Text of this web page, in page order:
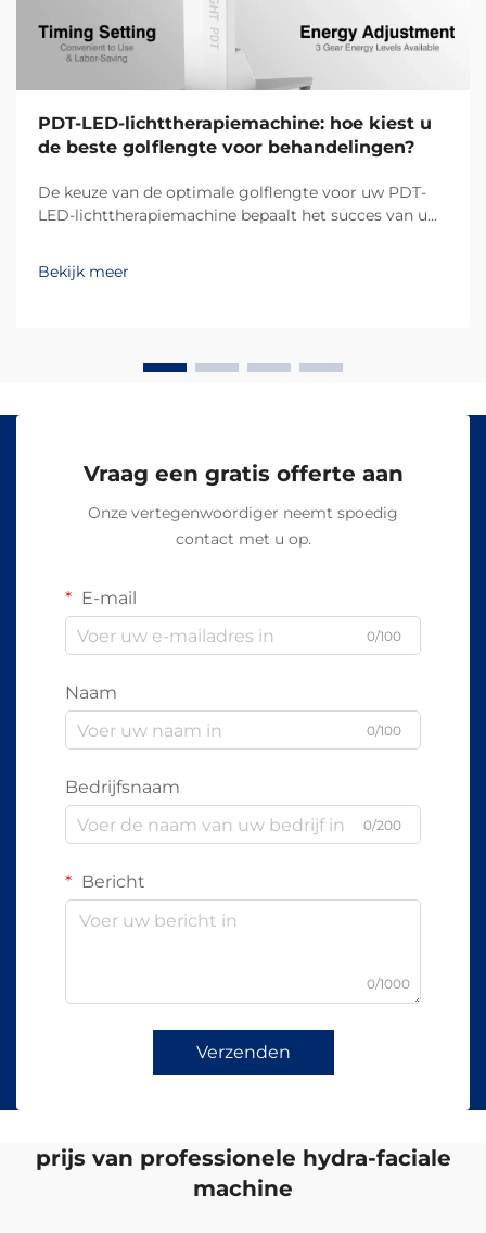
PDT-LED-lichttherapiemachine: hoe kiest u
de beste golflengte voor behandelingen?
De keuze van de optimale golflengte voor uw PDT-
LED-lichttherapiemachine bepaalt het succes van uw
klanten. Verschillende golflengten dringen op
verschillende dieptes in de huid door en activeren
Bekijk meer
Vraag een gratis offerte aan
Onze vertegenwoordiger neemt spoedig
contact met u op.
E-mail
0/100
Naam
0/100
Bedrijfsnaam
0/200
Bericht
0/1000
Verzenden
prijs van professionele hydra-faciale
machine